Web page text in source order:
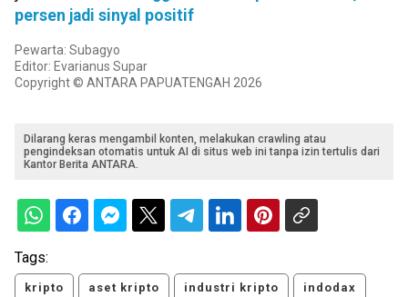
persen jadi sinyal positif
Pewarta: Subagyo
Editor: Evarianus Supar
Copyright © ANTARA PAPUATENGAH 2026
Dilarang keras mengambil konten, melakukan crawling atau
pengindeksan otomatis untuk AI di situs web ini tanpa izin tertulis dari
Kantor Berita ANTARA.
Tags:
kripto aset kripto industri kripto indodax